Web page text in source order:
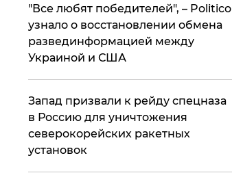
​"Все любят победителей", – Politico
узнало о восстановлении обмена
развединформацией между
Украиной и США
Запад призвали к рейду спецназа
в Россию для уничтожения
северокорейских ракетных
установок